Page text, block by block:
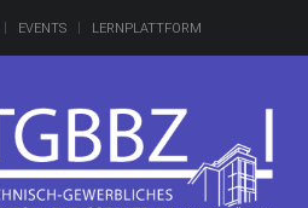
EVENTS LERNPLATTFORM